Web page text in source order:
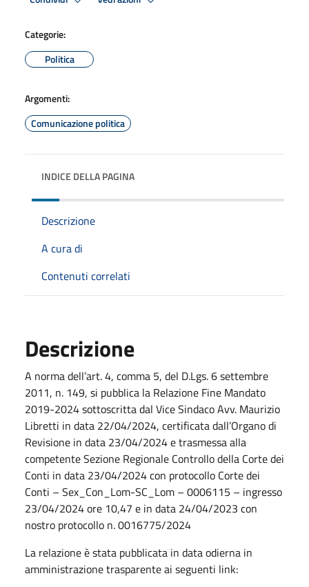
Categorie:
Politica
Argomenti:
Comunicazione politica
INDICE DELLA PAGINA
Descrizione
A cura di
Contenuti correlati
Descrizione
A norma dell’art. 4, comma 5, del D.Lgs. 6 settembre
2011, n. 149, si pubblica la Relazione Fine Mandato
2019-2024 sottoscritta dal Vice Sindaco Avv. Maurizio
Libretti in data 22/04/2024, certificata dall’Organo di
Revisione in data 23/04/2024 e trasmessa alla
competente Sezione Regionale Controllo della Corte dei
Conti in data 23/04/2024 con protocollo Corte dei
Conti – Sex_Con_Lom-SC_Lom – 0006115 – ingresso
23/04/2024 ore 10,47 e in data 24/04/2023 con
nostro protocollo n. 0016775/2024
La relazione è stata pubblicata in data odierna in
amministrazione trasparente ai seguenti link: